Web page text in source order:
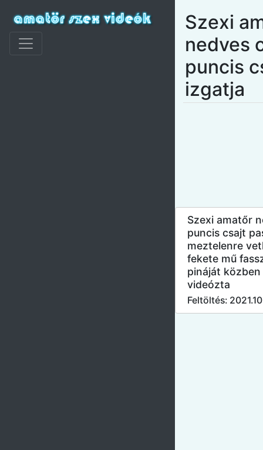
Szexi
nedves
puncis
izgatja
Szexi amatőr
puncis csajt
meztelenre
fekete mű
pináját
videózta
Feltöltés: